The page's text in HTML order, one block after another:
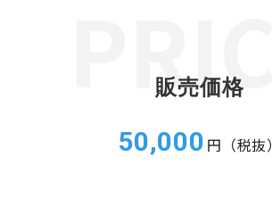
販売価格
50,000 円（税抜）